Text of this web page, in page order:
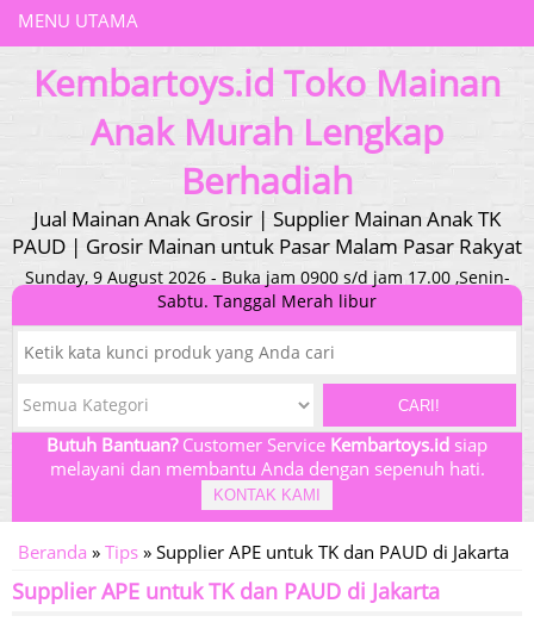
MENU UTAMA
Kembartoys.id Toko Mainan
Anak Murah Lengkap
Berhadiah
Jual Mainan Anak Grosir | Supplier Mainan Anak TK
PAUD | Grosir Mainan untuk Pasar Malam Pasar Rakyat
Sunday, 9 August 2026 - Buka jam 0900 s/d jam 17.00 ,Senin-
Sabtu. Tanggal Merah libur
CARI!
Butuh Bantuan?Customer Service Kembartoys.id siap
melayani dan membantu Anda dengan sepenuh hati.
KONTAK KAMI
Beranda » Tips » Supplier APE untuk TK dan PAUD di Jakarta
Supplier APE untuk TK dan PAUD di Jakarta